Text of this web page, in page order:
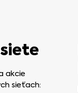
akcie
sieťach: